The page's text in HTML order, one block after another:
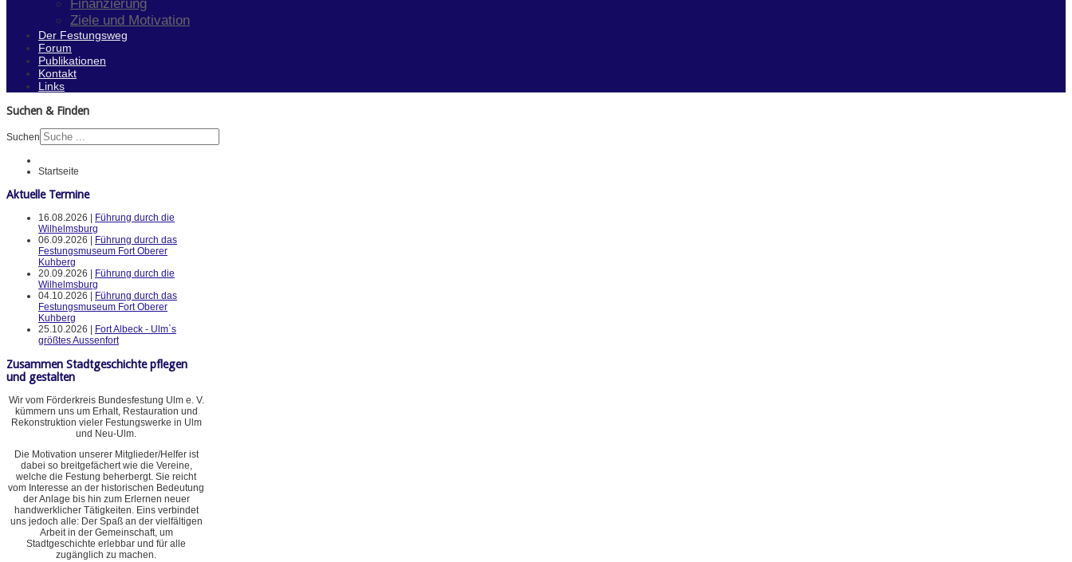
Finanzierung
Ziele und Motivation
Der Festungsweg
Forum
Publikationen
Kontakt
Links
Suchen & Finden
Suchen
Startseite
Aktuelle Termine
16.08.2026 |
Führung durch die
Wilhelmsburg
06.09.2026 |
Führung durch das
Festungsmuseum Fort Oberer
Kuhberg
20.09.2026 |
Führung durch die
Wilhelmsburg
04.10.2026 |
Führung durch das
Festungsmuseum Fort Oberer
Kuhberg
25.10.2026 |
Fort Albeck - Ulm`s
größtes Aussenfort
Zusammen Stadtgeschichte pflegen
und gestalten
Wir vom Förderkreis Bundesfestung Ulm e. V.
kümmern uns um Erhalt, Restauration und
Rekonstruktion vieler Festungswerke in Ulm
und Neu-Ulm.
Die Motivation unserer Mitglieder/Helfer ist
dabei so breitgefächert wie die Vereine,
welche die Festung beherbergt. Sie reicht
vom Interesse an der historischen Bedeutung
der Anlage bis hin zum Erlernen neuer
handwerklicher Tätigkeiten. Eins verbindet
uns jedoch alle: Der Spaß an der vielfältigen
Arbeit in der Gemeinschaft, um
Stadtgeschichte erlebbar und für alle
zugänglich zu machen.